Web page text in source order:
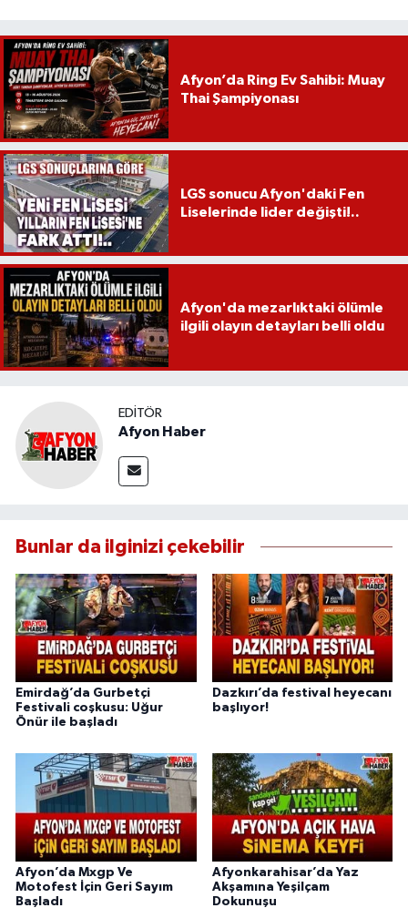
Afyon’da Ring Ev Sahibi: Muay
Thai Şampiyonası
LGS sonucu Afyon'daki Fen
Liselerinde lider değişti!..
Afyon'da mezarlıktaki ölümle
ilgili olayın detayları belli oldu
EDITÖR
Afyon Haber
Bunlar da ilginizi çekebilir
Emirdağ’da Gurbetçi
Festivali coşkusu: Uğur
Önür ile başladı
Dazkırı’da festival heyecanı
başlıyor!
Afyon’da Mxgp Ve
Motofest İçin Geri Sayım
Başladı
Afyonkarahisar’da Yaz
Akşamına Yeşilçam
Dokunuşu